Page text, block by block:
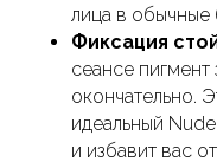
лица в обычные
Фиксация
сеансе
окончательно.
идеальный
и избавит вас